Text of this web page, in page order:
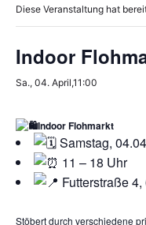
Diese Veranstaltung hat
Indoor
Sa., 04. April,11:00
Indoor Flohmarkt
Samstag,
11 – 18 Uhr
Futterstraße
Stöbert durch verschiedene